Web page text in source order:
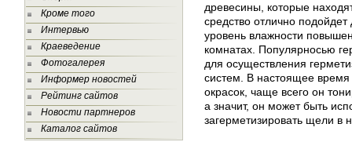
Кроме того
Интервью
Краеведение
Фотогалерея
Информер новостей
Рейтинг сайтов
Новости партнеров
Каталог сайтов
древесины, которые
средство отлично
уровень влажности
комнатах. Популярносью
для осуществления
систем. В настоящее время
окрасок, чаще всего он
а значит, он может быть
загерметизировать щели в